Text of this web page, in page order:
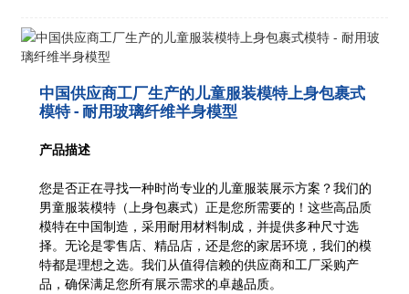
中国供应商工厂生产的儿童服装模特上身包裹式
模特 - 耐用玻璃纤维半身模型
产品描述
您是否正在寻找一种时尚专业的儿童服装展示方案？我们的
男童服装模特（上身包裹式）正是您所需要的！这些高品质
模特在中国制造，采用耐用材料制成，并提供多种尺寸选
择。无论是零售店、精品店，还是您的家居环境，我们的模
特都是理想之选。我们从值得信赖的供应商和工厂采购产
品，确保满足您所有展示需求的卓越品质。